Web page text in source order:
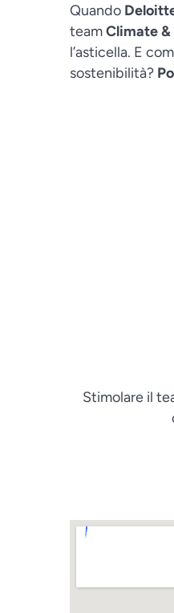
Quando
teamClimate
l’asticella. E
sostenibilità?
Stimolare il